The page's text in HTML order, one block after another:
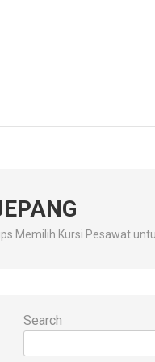
KE
Memilih Kursi Pesawat
Search